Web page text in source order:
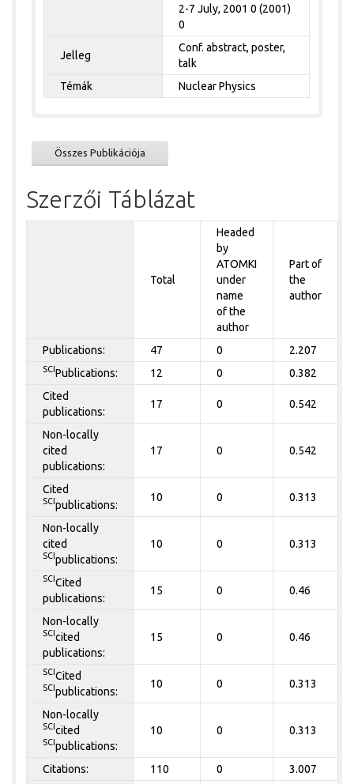
2-7 July, 2001 0 (2001)
0
Jelleg
Conf. abstract, poster,
talk
Témák
Nuclear Physics
Összes Publikációja
Szerzői Táblázat
Total
Headed
by
ATOMKI
under
name
of the
author
Part of
the
author
Publications: 47 0 2.207
SCI Publications: 12 0 0.382
Cited
publications:
17 0 0.542
Non-locally
cited
publications:
17 0 0.542
Cited
SCI publications:
10 0 0.313
Non-locally
cited
SCI publications:
10 0 0.313
SCI Cited
publications:
15 0 0.46
Non-locally
SCI cited
publications:
15 0 0.46
SCI Cited
SCI publications:
10 0 0.313
Non-locally
SCI cited
SCI publications:
10 0 0.313
Citations: 110 0 3.007